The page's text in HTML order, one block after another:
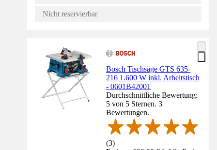
Nicht reservierbar
Bosch Tischsäge GTS 635-
216 1.600 W inkl. Arbeitstisch
- 0601B42001
Durchschnittliche Bewertung:
5 von 5 Sternen. 3
Bewertungen.
(3)